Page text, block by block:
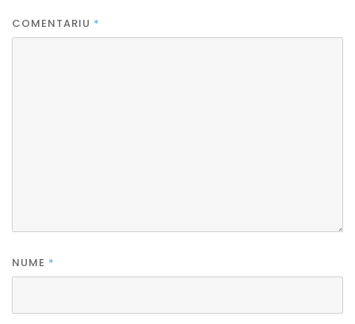
COMENTARIU *
NUME *